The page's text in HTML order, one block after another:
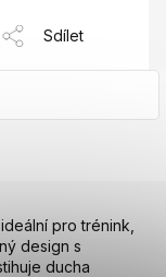
Sdílet
pro trénink,
design s
ducha